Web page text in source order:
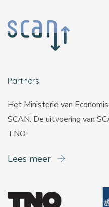
Partners
Het Ministerie van
SCAN. De uitvoering van
TNO.
Lees meer